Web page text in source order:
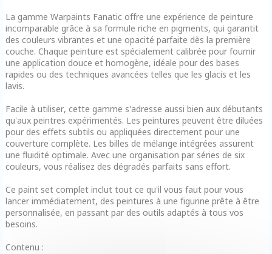
La gamme Warpaints Fanatic offre une expérience de peinture
incomparable grâce à sa formule riche en pigments, qui garantit
des couleurs vibrantes et une opacité parfaite dès la première
couche. Chaque peinture est spécialement calibrée pour fournir
une application douce et homogène, idéale pour des bases
rapides ou des techniques avancées telles que les glacis et les
lavis.
Facile à utiliser, cette gamme s'adresse aussi bien aux débutants
qu'aux peintres expérimentés. Les peintures peuvent être diluées
pour des effets subtils ou appliquées directement pour une
couverture complète. Les billes de mélange intégrées assurent
une fluidité optimale. Avec une organisation par séries de six
couleurs, vous réalisez des dégradés parfaits sans effort.
Ce paint set complet inclut tout ce qu'il vous faut pour vous
lancer immédiatement, des peintures à une figurine prête à être
personnalisée, en passant par des outils adaptés à tous vos
besoins.
Contenu :